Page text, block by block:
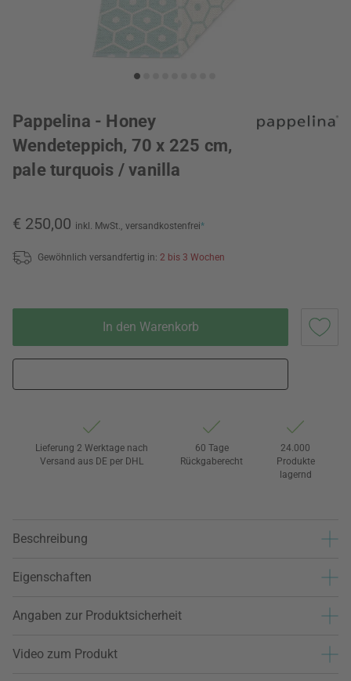
Pappelina - Honey
Wendeteppich, 70 x 225 cm,
pale turquois / vanilla
€ 250,00 inkl. MwSt., versandkostenfrei*
Gewöhnlich versandfertig in: 2 bis 3 Wochen
In den Warenkorb
Lieferung 2 Werktage nach
Versand aus DE per DHL
60 Tage
Rückgaberecht
24.000
Produkte
lagernd
Beschreibung
Eigenschaften
Angaben zur Produktsicherheit
Video zum Produkt